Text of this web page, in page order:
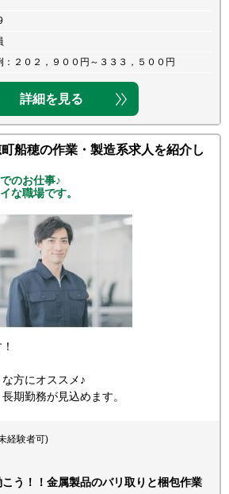
：２０２，９００円～３３３，５００円
詳細を見る
船穂の作業・製造系求人を紹介し
のお仕事♪
な職場です。
方にオススメ♪
期勤務が見込めます。
経験者可)
う！！金属製品のバリ取りと梱包作業